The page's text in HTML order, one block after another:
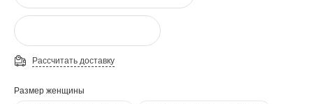
Рассчитать доставку
Размер женщины